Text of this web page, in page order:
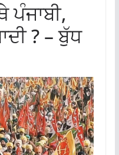
ਪੰਜਾਬੀ,
? – ਬੁੱਧ